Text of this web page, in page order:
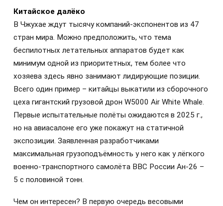
Китайское далёко
В Чжухае ждут тысячу компаний-экспонентов из 47
стран мира. Можно предположить, что тема
беспилотных летательных аппаратов будет как
минимум одной из приоритетных, тем более что
хозяева здесь явно занимают лидирующие позиции.
Всего один пример – китайцы выкатили из сборочного
цеха гигантский грузовой дрон W5000 Air White Whale.
Первые испытательные полёты ожидаются в 2025 г.,
но на авиасалоне его уже покажут на статичной
экспозиции. Заявленная разработчиками
максимальная грузоподъёмность у него как у лёгкого
военно-транспортного самолёта ВВС России Ан-26 –
5 с половиной тонн.
Чем он интересен? В первую очередь весовыми